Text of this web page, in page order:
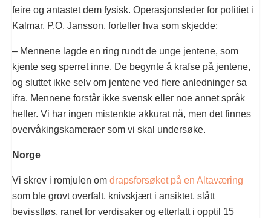
feire og antastet dem fysisk. Operasjonsleder for politiet i
Kalmar, P.O. Jansson, forteller hva som skjedde:
– Mennene lagde en ring rundt de unge jentene, som
kjente seg sperret inne. De begynte å krafse på jentene,
og sluttet ikke selv om jentene ved flere anledninger sa
ifra. Mennene forstår ikke svensk eller noe annet språk
heller. Vi har ingen mistenkte akkurat nå, men det finnes
overvåkingskameraer som vi skal undersøke.
Norge
Vi skrev i romjulen om drapsforsøket på en Altaværing
som ble grovt overfalt, knivskjært i ansiktet, slått
bevisstløs, ranet for verdisaker og etterlatt i opptil 15